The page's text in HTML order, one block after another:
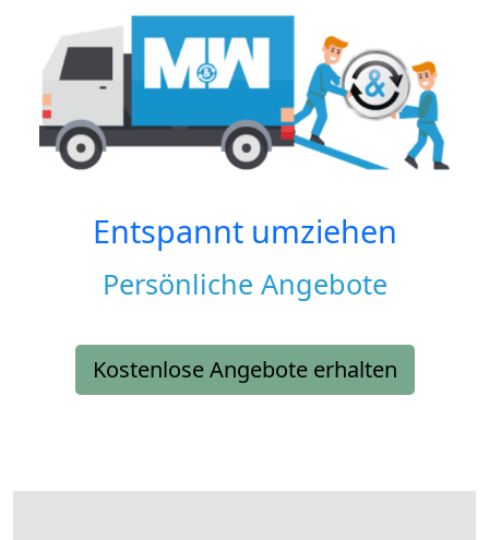
Entspannt umziehen
Persönliche Angebote
Kostenlose Angebote erhalten